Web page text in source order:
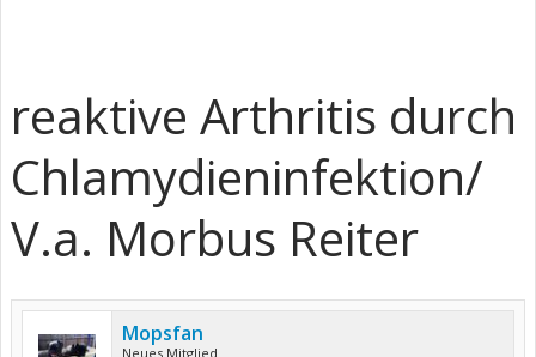
reaktive Arthritis durch
Chlamydieninfektion/
V.a. Morbus Reiter
Mopsfan
Neues Mitglied